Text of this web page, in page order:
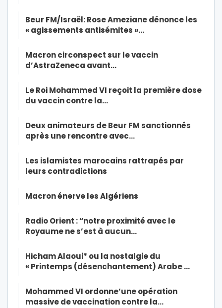
Beur FM/Israël: Rose Ameziane dénonce les
« agissements antisémites »…
Macron circonspect sur le vaccin
d’AstraZeneca avant…
Le Roi Mohammed VI reçoit la première dose
du vaccin contre la…
Deux animateurs de Beur FM sanctionnés
après une rencontre avec…
Les islamistes marocains rattrapés par
leurs contradictions
Macron énerve les Algériens
Radio Orient : “notre proximité avec le
Royaume ne s’est à aucun…
Hicham Alaoui* ou la nostalgie du
« Printemps (désenchantement) Arabe …
Mohammed VI ordonne’une opération
massive de vaccination contre la…